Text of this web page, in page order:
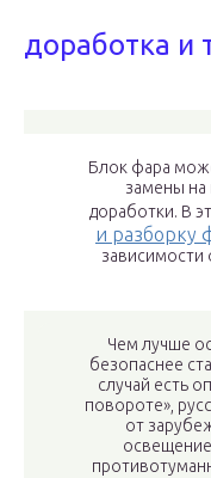
доработка и
Блок фара
замены на
доработки. В
и разборку
зависимости
Чем лучше
безопаснее
случай есть
повороте»,
от